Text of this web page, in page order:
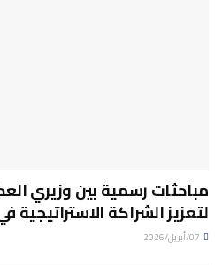
مباحثات رسمية بين وزيري
لتعزيز الشراكة الاستراتيجية